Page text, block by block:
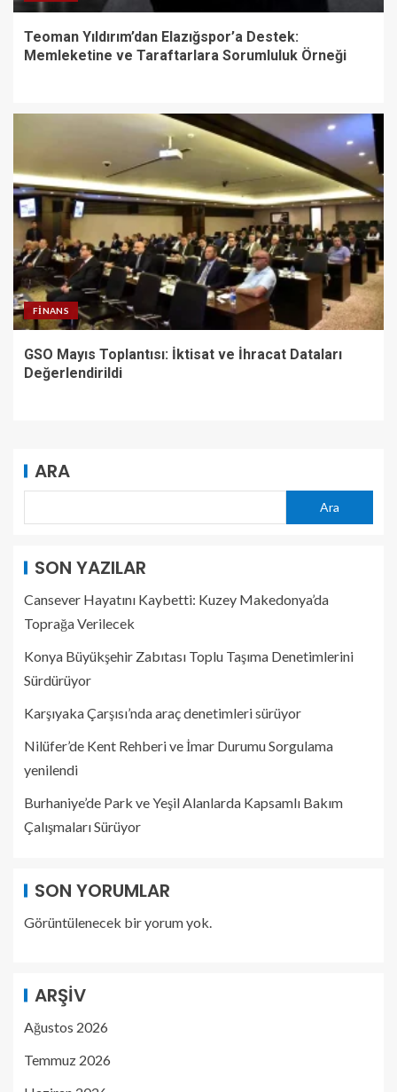
Teoman Yıldırım’dan Elazığspor’a Destek:
Memleketine ve Taraftarlara Sorumluluk Örneği
FINANS
GSO Mayıs Toplantısı: İktisat ve İhracat Dataları
Değerlendirildi
ARA
Ara
SON YAZILAR
Cansever Hayatını Kaybetti: Kuzey Makedonya’da
Toprağa Verilecek
Konya Büyükşehir Zabıtası Toplu Taşıma Denetimlerini
Sürdürüyor
Karşıyaka Çarşısı’nda araç denetimleri sürüyor
Nilüfer’de Kent Rehberi ve İmar Durumu Sorgulama
yenilendi
Burhaniye’de Park ve Yeşil Alanlarda Kapsamlı Bakım
Çalışmaları Sürüyor
SON YORUMLAR
Görüntülenecek bir yorum yok.
ARŞIV
Ağustos 2026
Temmuz 2026